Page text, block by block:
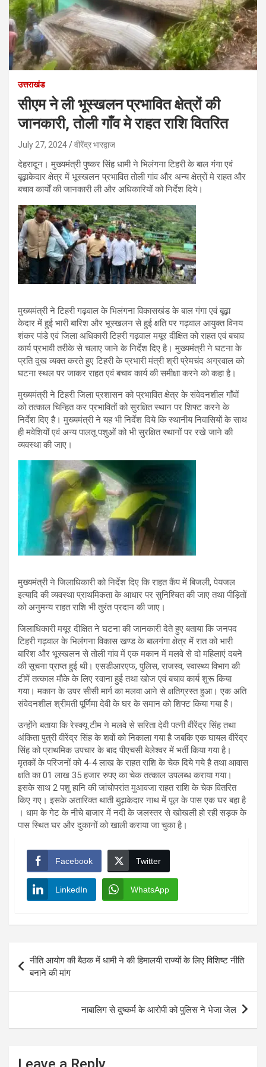
उत्तराखंड
सीएम ने ली भूस्खलन प्रभावित क्षेत्रों की
जानकारी, तोली गाँव मे राहत राशि वितरित
July 27, 2024 वीरेंद्र भारद्वाज
देहरादून। मुख्यमंत्री पुष्कर सिंह धामी ने भिलंगना टिहरी के बाल गंगा एवं
बूढ़ाकेदार क्षेत्र में भूस्खलन प्रभावित तोली गांव और अन्य क्षेत्रों मे राहत और
बचाव कार्यों की जानकारी ली और अधिकारियों को निर्देश दिये।
मुख्यमंत्री ने टिहरी गढ़वाल के भिलंगना विकासखंड के बाल गंगा एवं बूढ़ा
केदार में हुई भारी बारिश और भूस्खलन से हुई क्षति पर गढ़वाल आयुक्त विनय
शंकर पांडे एवं जिला अधिकारी टिहरी गढ़वाल मयूर दीक्षित को राहत एवं बचाव
कार्य प्रभावी तरीके से चलाए जाने के निर्देश दिए है। मुख्यमंत्री ने घटना के
प्रति दुख व्यक्त करते हुए टिहरी के प्रभारी मंत्री श्री प्रेमचंद अग्रवाल को
घटना स्थल पर जाकर राहत एवं बचाव कार्य की समीक्षा करने को कहा है।
मुख्यमंत्री ने टिहरी जिला प्रशासन को प्रभावित क्षेत्र के संवेदनशील गाँवों
को तत्काल चिन्हित कर प्रभावितों को सुरक्षित स्थान पर शिफ्ट करने के
निर्देश दिए है। मुख्यमंत्री ने यह भी निर्देश दिये कि स्थानीय निवासियों के साथ
ही मवेशियों एवं अन्य पालतू पशुओं को भी सुरक्षित स्थानों पर रखे जाने की
व्यवस्था की जाए।
मुख्यमंत्री ने जिलाधिकारी को निर्देश दिए कि राहत कैंप में बिजली, पेयजल
इत्यादि की व्यवस्था प्राथमिकता के आधार पर सुनिश्चित की जाए तथा पीड़ितों
को अनुमन्य राहत राशि भी तुरंत प्रदान की जाए।
जिलाधिकारी मयूर दीक्षित ने घटना की जानकारी देते हुए बताया कि जनपद
टिहरी गढ़वाल के भिलंगना विकास खण्ड के बालगंगा क्षेत्र में रात को भारी
बारिश और भूस्खलन से तोली गांव में एक मकान में मलवे से दो महिलाएं दबने
की सूचना प्राप्त हुई थी। एसडीआरएफ, पुलिस, राजस्व, स्वास्थ्य विभाग की
टीमें तत्काल मौके के लिए रवाना हुई तथा खोज एवं बचाव कार्य शुरू किया
गया। मकान के उपर सीसी मार्ग का मलवा आने से क्षतिग्रस्त हुआ। एक अति
संवेदनशील श्रीमती पूर्णिमा देवी के घर के समान को शिफ्ट किया गया है।
उन्होंने बताया कि रेस्क्यू टीम ने मलवे से सरिता देवी पत्नी वीरेंद्र सिंह तथा
अंकिता पुत्री वीरेंद्र सिंह के शवों को निकाला गया है जबकि एक घायल वीरेंद्र
सिंह को प्राथमिक उपचार के बाद पीएचसी बेलेश्वर में भर्ती किया गया है।
मृतकों के परिजनों को 4-4 लाख के राहत राशि के चेक दिये गये है तथा आवास
क्षति का 01 लाख 35 हजार रुपए का चेक तत्काल उपलब्ध कराया गया।
इसके साथ 2 पशु हानि की जांचोपरांत मुआवजा राहत राशि के चेक वितरित
किए गए। इसके अतारिक्त थाती बुढ़ाकेदार नाथ में पूल के पास एक घर बहा है
। धाम के गेट के नीचे बाजार में नदी के जलस्तर से खोखली हो रही सड़क के
पास स्थित घर और दुकानों को खाली कराया जा चुका है।
Facebook Twitter
LinkedIn WhatsApp
navigation
नीति आयोग की बैठक में धामी ने की हिमालयी राज्यों के लिए विशिष्ट नीति
बनाने की मांग
नाबालिग से दुष्कर्म के आरोपी को पुलिस ने भेजा जेल